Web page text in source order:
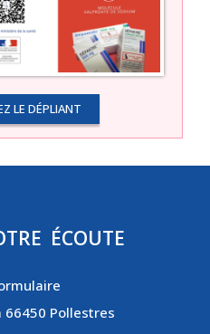
LE DÉPLIANT
ÉCOUTE
66450 Pollestres